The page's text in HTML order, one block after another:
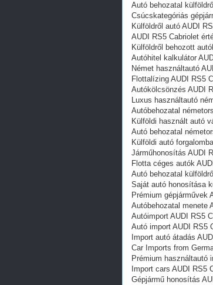
Autó behozatal
Csúcskategóriás
Külföldről autó AUDI
AUDI RS5 Cabriolet
Külföldről behozott
Autóhitel kalkulátor
Német használtautó
Flottalízing AUDI RS5
Autókölcsönzés AUDI
Luxus használtautó
Autóbehozatal
Külföldi használt autó
Autó behozatal
Külföldi autó
Járműhonosítás AUDI
Flotta céges autók
Autó behozatal
Saját autó honosítása
Prémium gépjárművek
Autóbehozatal menete
Autóimport AUDI RS5
Autó import AUDI RS5
Import autó átadás
Car Imports from
Prémium használtautó
Import cars AUDI RS5
Gépjármű honosítás